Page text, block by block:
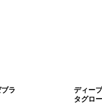
ラ
ディー
タグロ